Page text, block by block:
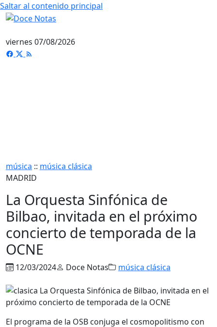
Saltar al contenido principal
viernes 07/08/2026
música :: música clásica
MADRID
La Orquesta Sinfónica de
Bilbao, invitada en el próximo
concierto de temporada de la
OCNE
12/03/2024 Doce Notas música clásica
El programa de la OSB conjuga el cosmopolitismo con